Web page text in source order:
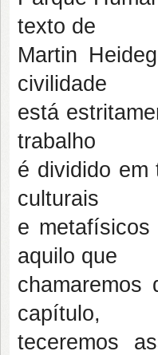
texto de
Martin
civilidade
está
trabalho
é dividido em
culturais
e metafísicos
aquilo que
chamaremos
capítulo,
teceremos